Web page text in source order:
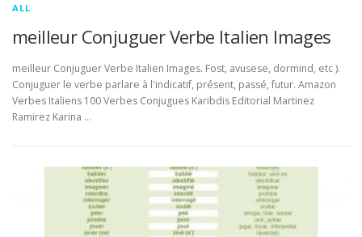
ALL
meilleur Conjuguer Verbe Italien Images
meilleur Conjuguer Verbe Italien Images. Fost, avusese, dormind, etc ).
Conjuguer le verbe parlare à l'indicatif, présent, passé, futur. Amazon
Verbes Italiens 100 Verbes Conjugues Karibdis Editorial Martinez
Ramirez Karina …